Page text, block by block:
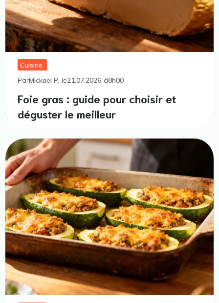
Cuisine
ParMickael P. le21.07.2026 à8h00
Foie gras : guide pour choisir et
déguster le meilleur